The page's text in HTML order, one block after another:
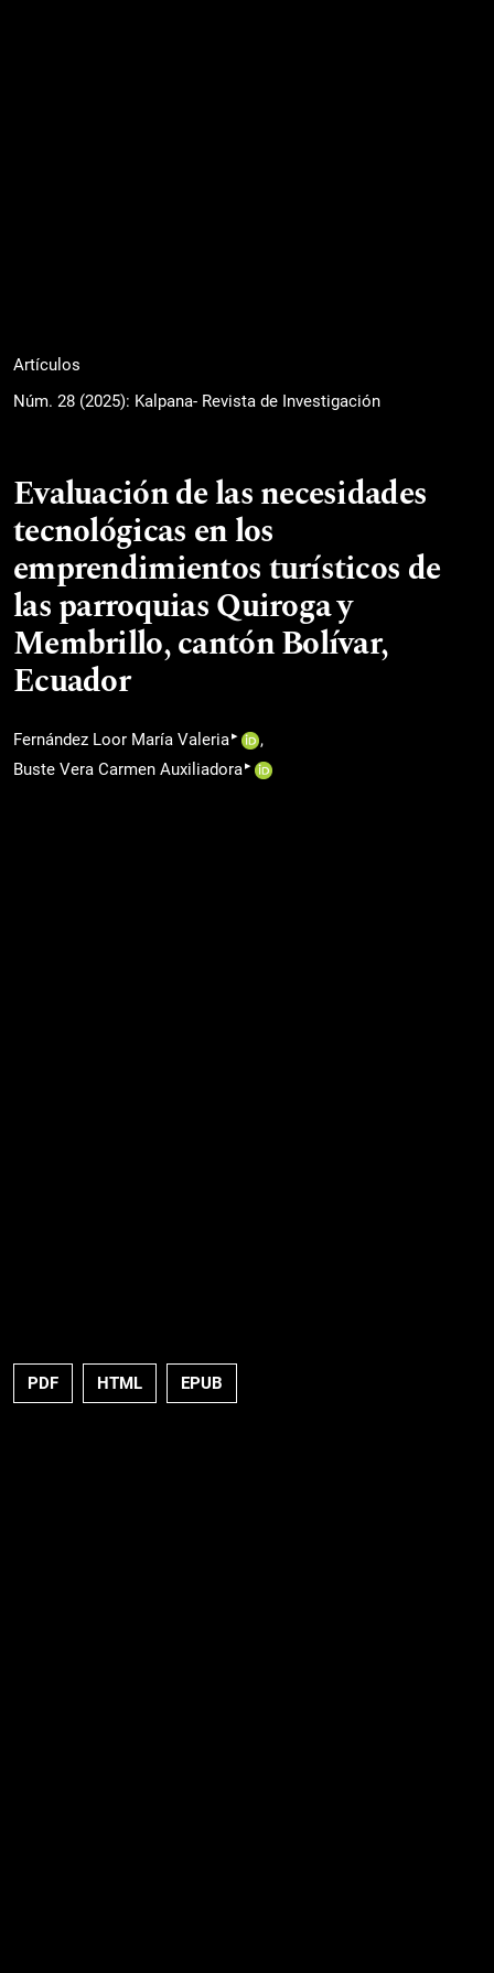
Artículos
Núm. 28 (2025): Kalpana- Revista de Investigación
Evaluación de las necesidades
tecnológicas en los
emprendimientos turísticos de
las parroquias Quiroga y
Membrillo, cantón Bolívar,
Ecuador
Fernández Loor María Valeria▸
Buste Vera Carmen Auxiliadora▸
PDF HTML EPUB